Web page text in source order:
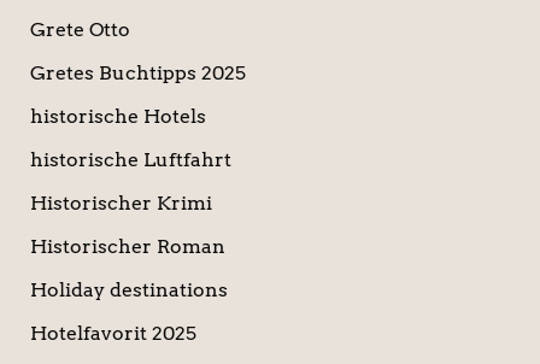
Grete Otto
Gretes Buchtipps 2025
historische Hotels
historische Luftfahrt
Historischer Krimi
Historischer Roman
Holiday destinations
Hotelfavorit 2025